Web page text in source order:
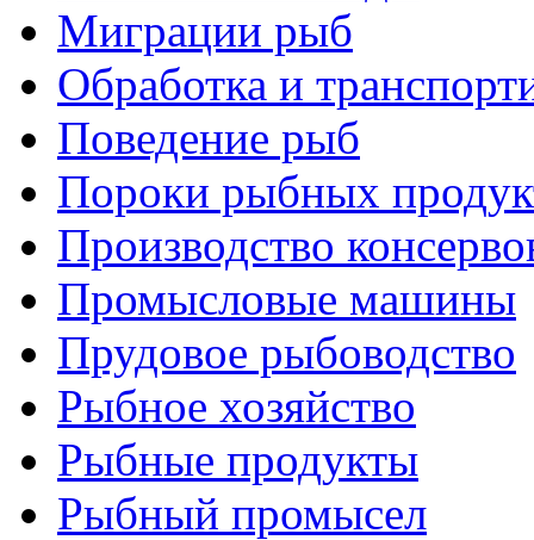
Миграции рыб
Обработка и
Поведение рыб
Пороки рыбных
Производство
Промысловые машины
Прудовое рыбоводство
Рыбное хозяйство
Рыбные продукты
Рыбный промысел